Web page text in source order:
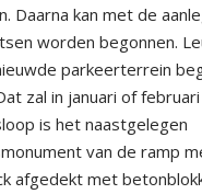
Daarna kan met de
worden begonnen.
parkeerterrein
zal in januari of
is het naastgelegen
van de ramp
afgedekt met